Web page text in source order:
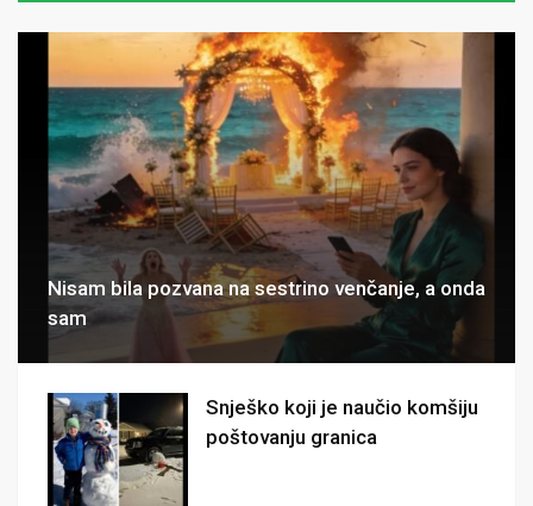
Nisam bila pozvana na sestrino venčanje, a onda
sam
Snješko koji je naučio komšiju
poštovanju granica